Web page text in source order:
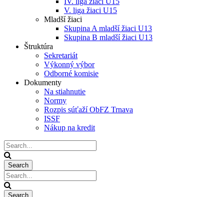
V. liga žiaci U15
Mladší žiaci
Skupina A mladší žiaci U13
Skupina B mladší žiaci U13
Štruktúra
Sekretariát
Výkonný výbor
Odborné komisie
Dokumenty
Na stiahnutie
Normy
Rozpis súťaží ObFZ Trnava
ISSF
Nákup na kredit